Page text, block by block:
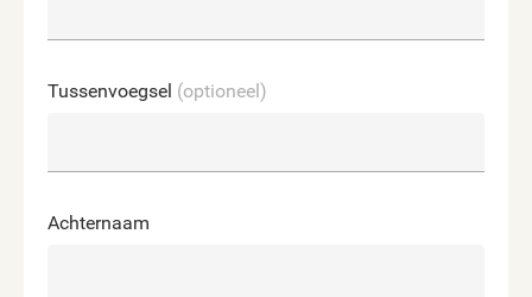
Tussenvoegsel (optioneel)
Achternaam